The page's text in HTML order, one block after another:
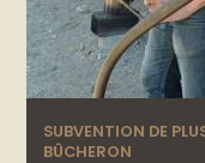
SUBVENTION DE
BÛCHERON